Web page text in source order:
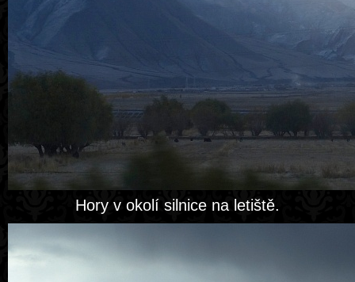
Hory v okolí silnice na letiště.